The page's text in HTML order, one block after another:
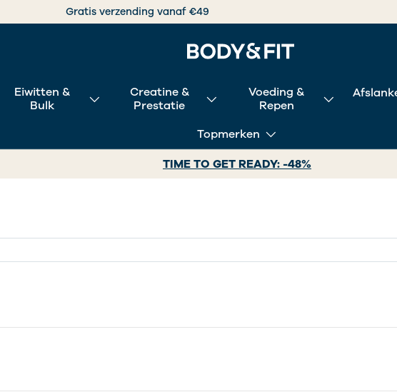
Vooruitgang zit in kwaliteit.
Eiwitten &
Bulk
Creatine &
Prestatie
Voeding &
Repen
Topmerken
TIME TO GET READY: -48%